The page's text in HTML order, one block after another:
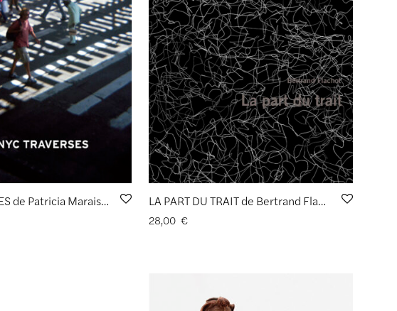
NYC TRAVERSES de Patricia Marais et Cyrille Derouineau LA PART DU TRAIT de Bertrand Flachot
28,00 €